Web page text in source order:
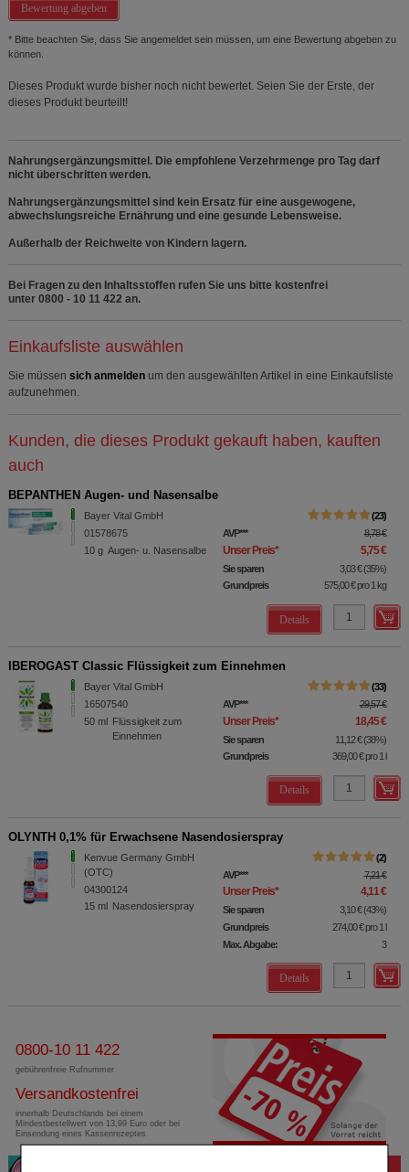
Bewertung abgeben
* Bitte beachten Sie, dass Sie angemeldet sein müssen, um eine Bewertung abgeben zu
können.
Dieses Produkt wurde bisher noch nicht bewertet. Seien Sie der Erste, der
dieses Produkt beurteilt!
Nahrungsergänzungsmittel. Die empfohlene Verzehrmenge pro Tag darf
nicht überschritten werden.
Nahrungsergänzungsmittel sind kein Ersatz für eine ausgewogene,
abwechslungsreiche Ernährung und eine gesunde Lebensweise.
Außerhalb der Reichweite von Kindern lagern.
Bei Fragen zu den Inhaltsstoffen rufen Sie uns bitte kostenfrei
unter 0800 - 10 11 422 an.
Einkaufsliste auswählen
Sie müssen sich anmelden um den ausgewählten Artikel in eine Einkaufsliste
aufzunehmen.
Kunden, die dieses Produkt gekauft haben, kauften
auch
BEPANTHEN Augen- und Nasensalbe
Bayer Vital GmbH
01578675
10 g Augen- u. Nasensalbe
23
AVP*** 8,78 €
Unser Preis* 5,75 €
Sie sparen 3,03 € (35%)
Grundpreis
575,00 €pro 1 kg
Details
IBEROGAST Classic Flüssigkeit zum Einnehmen
Bayer Vital GmbH
16507540
50 ml Flüssigkeit zum
Einnehmen
33
AVP*** 29,57 €
Unser Preis* 18,45 €
Sie sparen 11,12 € (38%)
Grundpreis
369,00 €pro 1 l
Details
OLYNTH 0,1% für Erwachsene Nasendosierspray
Kenvue Germany GmbH
(OTC)
04300124
15 ml Nasendosierspray
2
AVP*** 7,21 €
Unser Preis* 4,11 €
Sie sparen 3,10 € (43%)
Grundpreis
274,00 €pro 1 l
Max. Abgabe:
3
Details
0800-10 11 422
gebührenfreie Rufnummer
Versandkostenfrei
innerhalb Deutschlands bei einem
Mindestbestellwert von 13,99 Euro oder bei
Einsendung eines Kassenrezeptes